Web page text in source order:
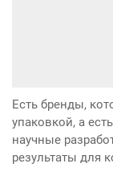
Есть бренды,
упаковкой, а
научные
результаты для